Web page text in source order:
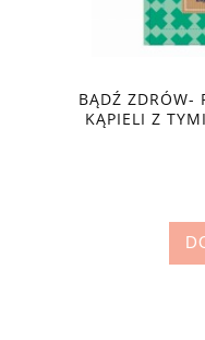
BĄDŹ ZDRÓW-
KĄPIELI Z